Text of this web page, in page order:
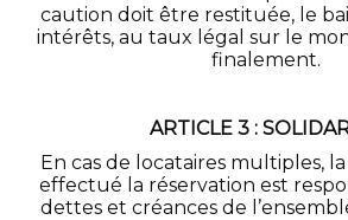
caution doit être restituée, le
intérêts, au taux légal sur le
finalement.
ARTICLE 3 :
En cas de locataires multiples,
effectué la réservation est
dettes et créances de